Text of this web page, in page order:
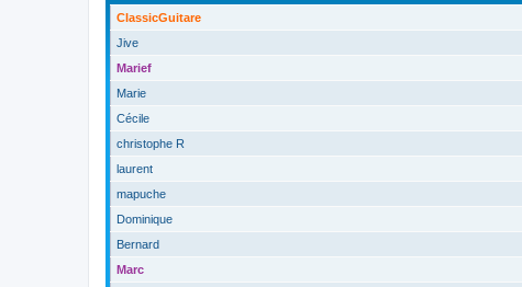
ClassicGuitare
Jive
Marief
Marie
Cécile
christophe R
laurent
mapuche
Dominique
Bernard
Marc